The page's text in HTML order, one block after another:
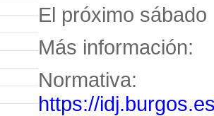
El próximo
Más información:
Normativa:
https://